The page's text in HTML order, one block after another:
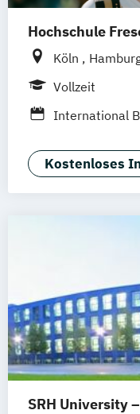
Hochschule
Köln
Idstein
Braunschweig
Vollzeit
International
Kostenloses
SRH University